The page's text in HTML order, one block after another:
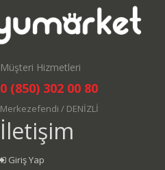
Müşteri Hizmetleri
0 (850) 302 00 80
Merkezefendi / DENİZLİ
İletişim
Giriş Yap